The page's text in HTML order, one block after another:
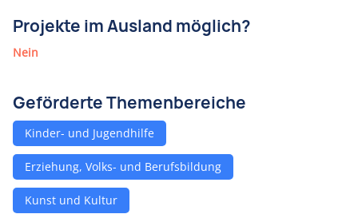
Projekte im Ausland möglich?
Nein
Geförderte Themenbereiche
Kinder- und Jugendhilfe
Erziehung, Volks- und Berufsbildung
Kunst und Kultur